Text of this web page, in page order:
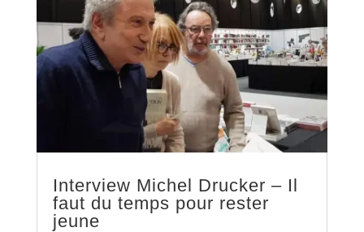
Interview Michel Drucker – Il
faut du temps pour rester
jeune